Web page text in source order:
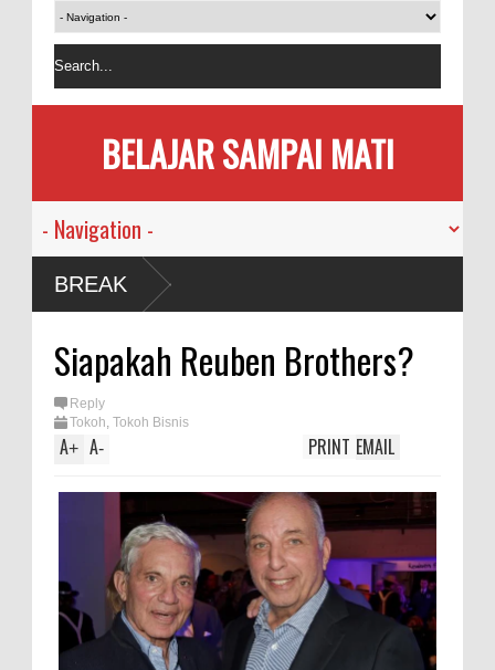
BELAJAR SAMPAI MATI
BREAK
Siapakah Reuben Brothers?
Reply
Tokoh, Tokoh Bisnis
A+ A- EMAIL
PRINT